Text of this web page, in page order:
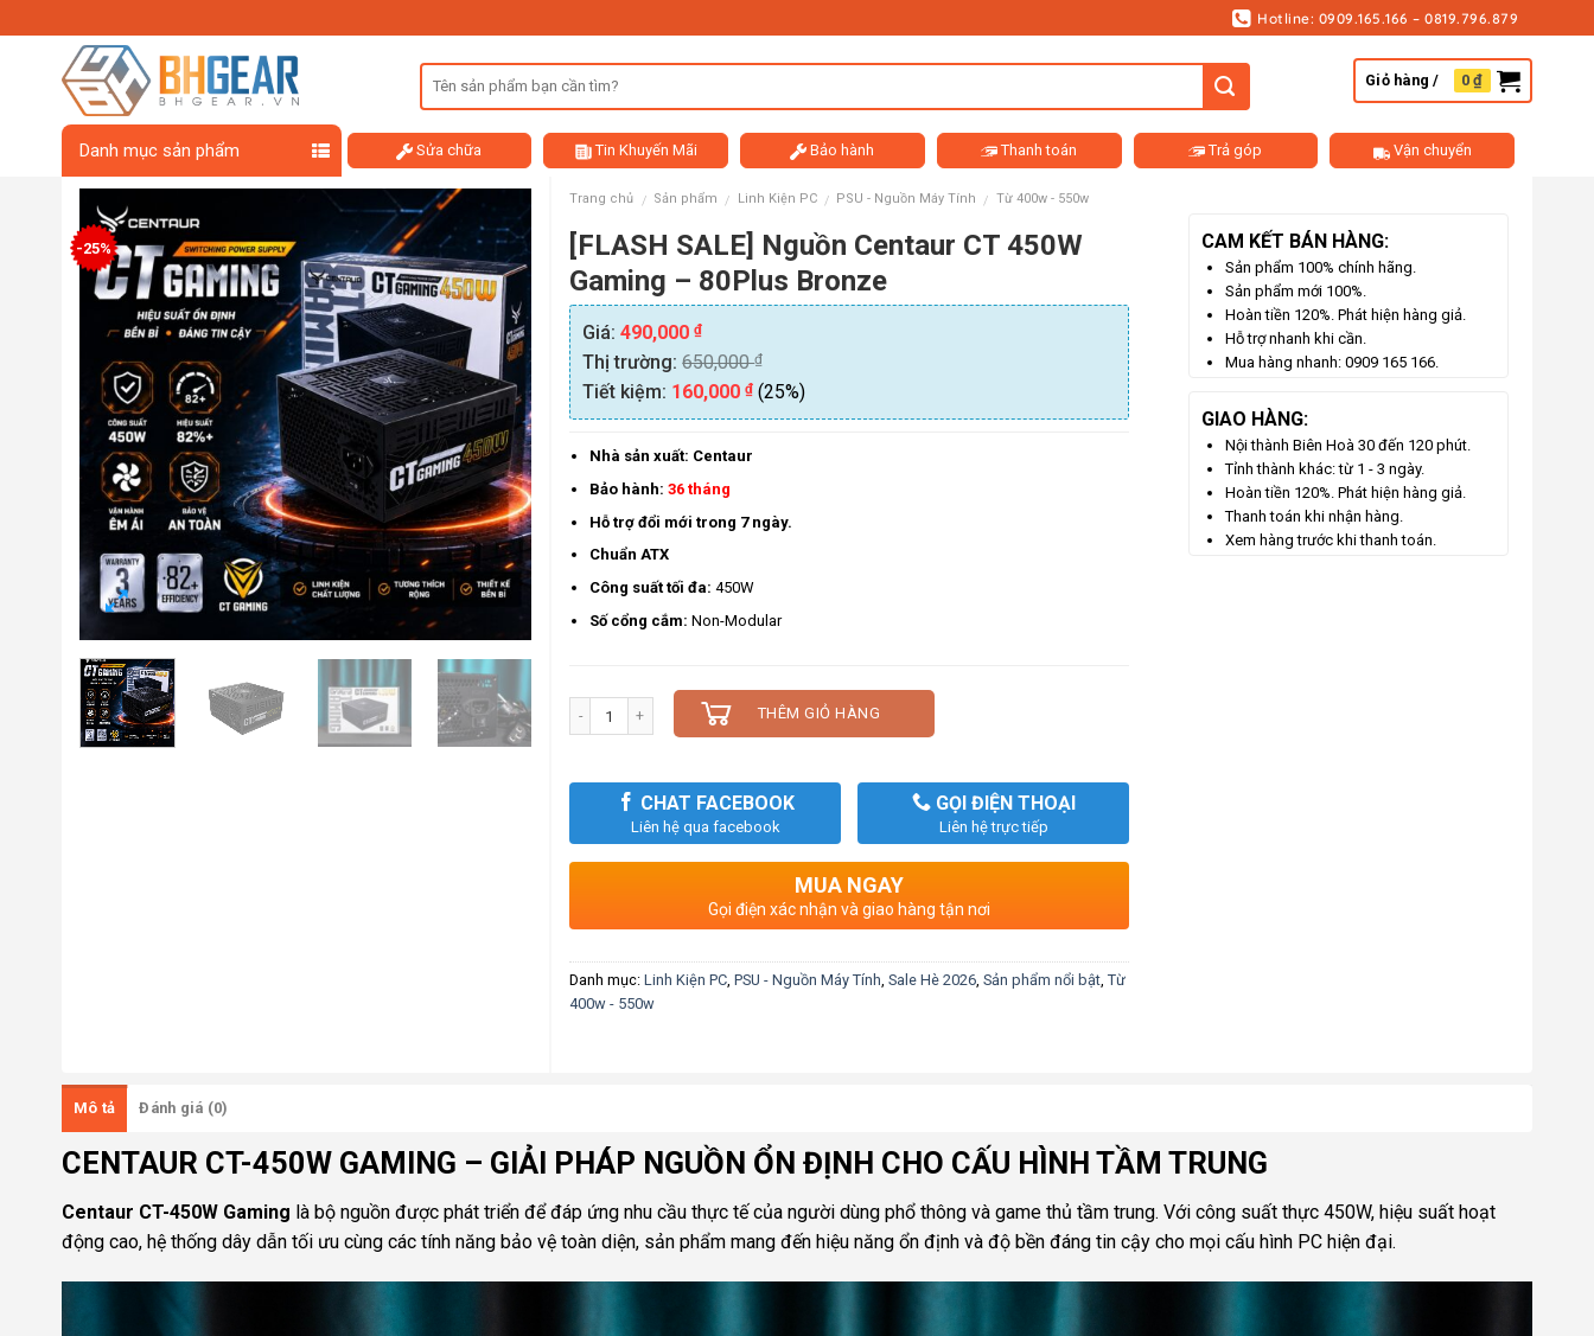
Hotline: 0909.165.166 – 0819.796.879
Giỏ hàng / 0₫
Danh mục sản phẩm Sửa chữa Tin Khuyến Mãi Bảo hành Thanh toán Trả góp Vận chuyển
-25%
Trang chủ / Sản phẩm / Linh Kiện PC / PSU - Nguồn Máy Tính / Từ 400w - 550w
[FLASH SALE] Nguồn Centaur CT 450W
Gaming – 80Plus Bronze
Giá: 490,000₫
Thị trường: 650,000₫
Tiết kiệm: 160,000₫ (25%)
Nhà sản xuất: Centaur
Bảo hành:36 tháng
Hỗ trợ đổi mới trong 7 ngày.
Chuẩn ATX
Công suất tối đa: 450W
Số cổng cắm: Non-Modular
Số lượng THÊM GIỎ HÀNG
CHAT FACEBOOK
Liên hệ qua facebook
GỌI ĐIỆN THOẠI
Liên hệ trực tiếp
MUA NGAY
Gọi điện xác nhận và giao hàng tận nơi
Danh mục:Linh Kiện PC ,PSU - Nguồn Máy Tính ,Sale Hè 2026 ,Sản phẩm nổi bật ,Từ
400w - 550w
CAM KẾT BÁN HÀNG:
Sản phẩm 100% chính hãng.
Sản phẩm mới 100%.
Hoàn tiền 120%. Phát hiện hàng giả.
Hỗ trợ nhanh khi cần.
Mua hàng nhanh: 0909 165 166.
GIAO HÀNG:
Nội thành Biên Hoà 30 đến 120 phút.
Tỉnh thành khác: từ 1 - 3 ngày.
Hoàn tiền 120%. Phát hiện hàng giả.
Thanh toán khi nhận hàng.
Xem hàng trước khi thanh toán.
Mô tả Đánh giá (0)
CENTAUR CT-450W GAMING – GIẢI PHÁP NGUỒN ỔN ĐỊNH CHO CẤU HÌNH TẦM TRUNG
Centaur CT-450W Gaming là bộ nguồn được phát triển để đáp ứng nhu cầu thực tế của người dùng phổ thông và game thủ tầm trung. Với công suất thực 450W, hiệu suất hoạt
động cao, hệ thống dây dẫn tối ưu cùng các tính năng bảo vệ toàn diện, sản phẩm mang đến hiệu năng ổn định và độ bền đáng tin cậy cho mọi cấu hình PC hiện đại.